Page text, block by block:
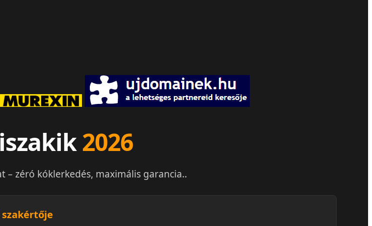
2026
– zéró kóklerkedés, maximális garancia..